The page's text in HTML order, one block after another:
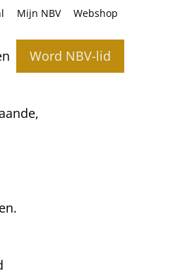
Word NBV-lid
Mijn NBV Webshop